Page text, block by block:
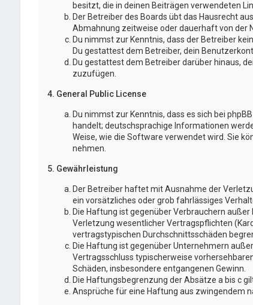
besitzt, die in deinen Beiträgen verwendeten
Der Betreiber des Boards übt das Hausrecht
Abmahnung zeitweise oder dauerhaft von der
Du nimmst zur Kenntnis, dass der Betreiber
Du gestattest dem Betreiber, dein
Du gestattest dem Betreiber darüber hinaus,
zuzufügen.
4. General Public License
Du nimmst zur Kenntnis, dass es sich bei
handelt; deutschsprachige Informationen
Weise, wie die Software verwendet wird. Sie
nehmen.
5. Gewährleistung
Der Betreiber haftet mit Ausnahme der
ein vorsätzliches oder grob fahrlässiges
Die Haftung ist gegenüber Verbrauchern
Verletzung wesentlicher Vertragspflichten
vertragstypischen Durchschnittsschäden
Die Haftung ist gegenüber Unternehmern
Vertragsschluss typischerweise
Schäden, insbesondere entgangenen Gewinn.
Die Haftungsbegrenzung der Absätze a bis c
Ansprüche für eine Haftung aus zwingendem